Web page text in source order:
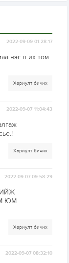
2022-09-09 01:28:17
нэг л их том
Хариулт бичих
2022-09-07 11:04:43
Хариулт бичих
2022-09-07 09:58:29
ЮМ
Хариулт бичих
2022-09-07 08:32:10